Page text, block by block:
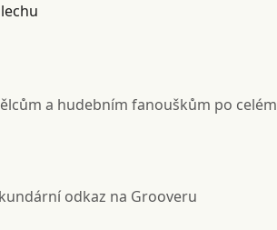
a hudebním fanouškům po celém
odkaz na Grooveru